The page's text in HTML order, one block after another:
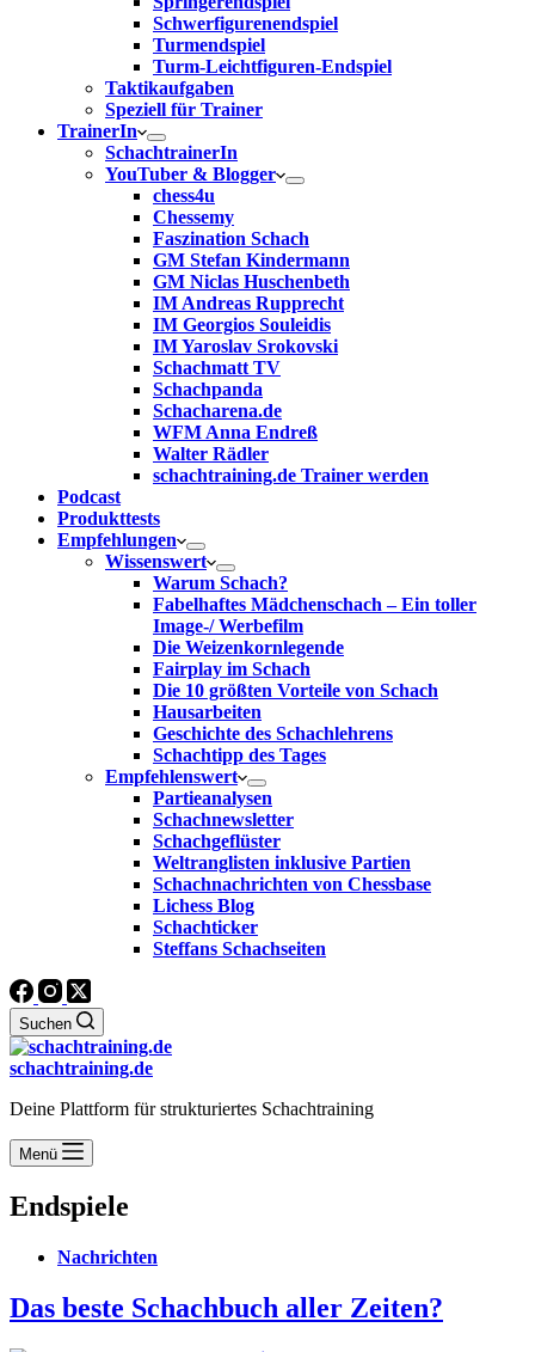
Schwerfigurenendspiel
Turmendspiel
Turm-Leichtfiguren-Endspiel
Taktikaufgaben
Speziell für Trainer
TrainerIn
SchachtrainerIn
YouTuber & Blogger
chess4u
Chessemy
Faszination Schach
GM Stefan Kindermann
GM Niclas Huschenbeth
IM Andreas Rupprecht
IM Georgios Souleidis
IM Yaroslav Srokovski
Schachmatt TV
Schachpanda
Schacharena.de
WFM Anna Endreß
Walter Rädler
schachtraining.de Trainer werden
Podcast
Produkttests
Empfehlungen
Wissenswert
Warum Schach?
Fabelhaftes Mädchenschach – Ein toller
Image-/ Werbefilm
Die Weizenkornlegende
Fairplay im Schach
Die 10 größten Vorteile von Schach‎
Hausarbeiten
Geschichte des Schachlehrens
Schachtipp des Tages
Empfehlenswert
Partieanalysen
Schachnewsletter
Schachgeflüster
Weltranglisten inklusive Partien
Schachnachrichten von Chessbase
Lichess Blog
Schachticker
Steffans Schachseiten
Suchen
schachtraining.de
Deine Plattform für strukturiertes Schachtraining
Menü
Endspiele
Nachrichten
Das beste Schachbuch aller Zeiten?